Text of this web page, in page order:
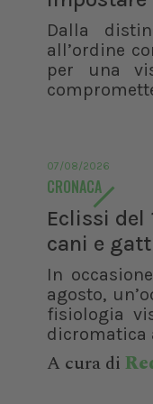
Dalla
all’ordine
per una
07/08/2026
CRONACA
Eclissi del
cani e
In
agosto,
fisiologia
dicromatica
A cura di